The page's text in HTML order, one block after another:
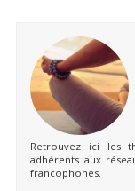
Retrouvez ici les
adhérents aux
francophones.